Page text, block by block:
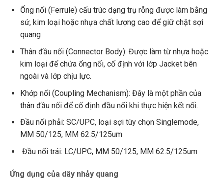
Ống nối (Ferrule) cấu trúc dạng trụ rỗng được làm bằng
sứ, kim loại hoặc nhựa chất lượng cao để giữ chặt sợi
quang
Thân đầu nối (Connector Body): Được làm từ nhựa hoặc
kim loại để chứa ống nối, cố định với lớp Jacket bên
ngoài và lớp chịu lực.
Khớp nối (Coupling Mechanism): Đây là một phần của
thân đầu nối để cố định đầu nối khi thực hiện kết nối.
Đầu nối phải: SC/UPC, loại sợi tùy chọn Singlemode,
MM 50/125, MM 62.5/125um
Đầu nối trái: LC/UPC, MM 50/125, MM 62.5/125um
Ứng dụng của dây nhảy quang